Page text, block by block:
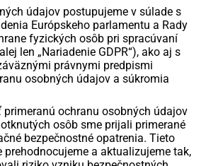
údajov postupujeme v súlade s
Európskeho parlamentu a Rady
fyzických osôb pri spracúvaní
len „Nariadenie GDPR“), ako aj s
právnymi predpismi
osobných údajov a súkromia
ochranu osobných údajov
osôb sme prijali primerané
bezpečnostné opatrenia. Tieto
prehodnocujeme a aktualizujeme tak,